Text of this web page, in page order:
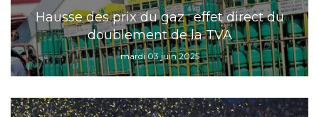
Hausse des prix du gaz : effet direct du
doublement de la TVA
mardi 03 juin 2025